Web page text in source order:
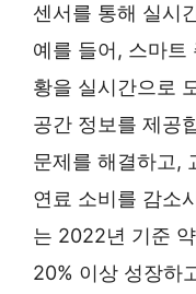
센서를 통해 실시
예를 들어, 스마트
황을 실시간으로
공간 정보를 제공
문제를 해결하고,
연료 소비를 감소
는 2022년 기준
20% 이상 성장하